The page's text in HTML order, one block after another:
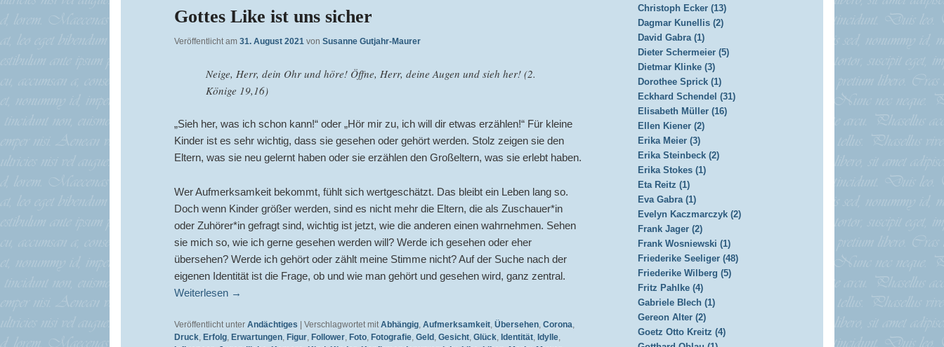
Gottes Like ist uns sicher
Veröffentlicht am 31. August 2021 von Susanne Gutjahr-Maurer
Neige, Herr, dein Ohr und höre! Öffne, Herr, deine Augen und sieh her! (2.
Könige 19,16)
„Sieh her, was ich schon kann!“ oder „Hör mir zu, ich will dir etwas erzählen!“ Für kleine
Kinder ist es sehr wichtig, dass sie gesehen oder gehört werden. Stolz zeigen sie den
Eltern, was sie neu gelernt haben oder sie erzählen den Großeltern, was sie erlebt haben.
Wer Aufmerksamkeit bekommt, fühlt sich wertgeschätzt. Das bleibt ein Leben lang so.
Doch wenn Kinder größer werden, sind es nicht mehr die Eltern, die als Zuschauer*in
oder Zuhörer*in gefragt sind, wichtig ist jetzt, wie die anderen einen wahrnehmen. Sehen
sie mich so, wie ich gerne gesehen werden will? Werde ich gesehen oder eher
übersehen? Werde ich gehört oder zählt meine Stimme nicht? Auf der Suche nach der
eigenen Identität ist die Frage, ob und wie man gehört und gesehen wird, ganz zentral.
Weiterlesen →
Veröffentlicht unter Andächtiges Verschlagwortet mit Abhängig, Aufmerksamkeit, Übersehen, Corona,
Druck, Erfolg, Erwartungen, Figur, Follower, Foto, Fotografie, Geld , Gesicht, Glück, Identität, Idylle,
Christoph Ecker (13)
Dagmar Kunellis (2)
David Gabra (1)
Dieter Schermeier (5)
Dietmar Klinke (3)
Dorothee Sprick (1)
Eckhard Schendel (31)
Elisabeth Müller (16)
Ellen Kiener (2)
Erika Meier (3)
Erika Steinbeck (2)
Erika Stokes (1)
Eta Reitz (1)
Eva Gabra (1)
Evelyn Kaczmarczyk (2)
Frank Jager (2)
Frank Wosniewski (1)
Friederike Seeliger (48)
Friederike Wilberg (5)
Fritz Pahlke (4)
Gabriele Blech (1)
Gereon Alter (2)
Goetz Otto Kreitz (4)